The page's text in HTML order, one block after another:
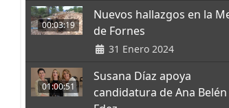
00:03:19
Nuevos hallazgos en la
de Fornes
31 Enero 2024
01:00:51
Susana Díaz apoya
candidatura de Ana Belén